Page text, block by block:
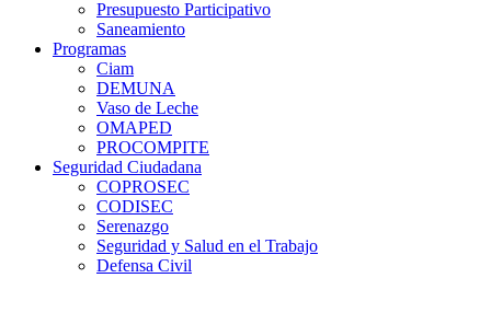
Presupuesto Participativo
Saneamiento
Programas
Ciam
DEMUNA
Vaso de Leche
OMAPED
PROCOMPITE
Seguridad Ciudadana
COPROSEC
CODISEC
Serenazgo
Seguridad y Salud en el Trabajo
Defensa Civil